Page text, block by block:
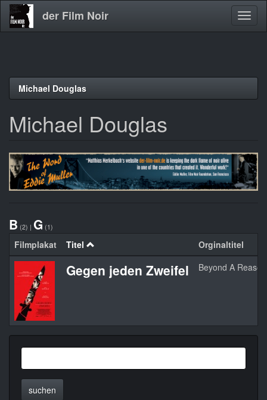
Direkt
der Film Noir
Michael Douglas
Michael Douglas
B (2) | G (1)
Filmplakat Titel Orginaltitel
Gegen jeden Zweifel Beyond A
suchen